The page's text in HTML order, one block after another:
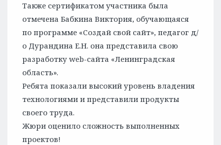
Также сертификатом участника была
отмечена Бабкина Виктория, обучающаяся
по программе «Создай свой сайт», педагог д/
о Дурандина Е.Н. она представила свою
разработку web-сайта «Ленинградская
область».
Ребята показали высокий уровень владения
технологиями и представили продукты
своего труда.
Жюри оценило сложность выполненных
проектов!